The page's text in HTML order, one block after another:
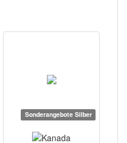
Sonderangebote Silber